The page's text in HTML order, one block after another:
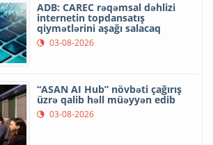
ADB: CAREC rəqəmsal dəhlizi
internetin topdansatış
qiymətlərini aşağı salacaq
03-08-2026
“ASAN AI Hub” növbəti çağırış
üzrə qalib həll müəyyən edib
03-08-2026